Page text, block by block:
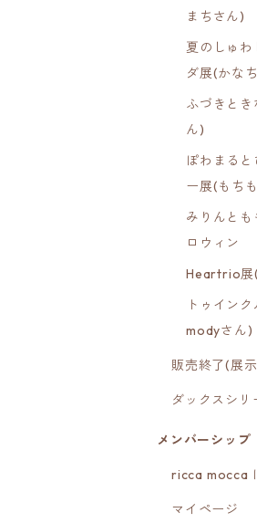
まちさん)
夏のしゅわ
ダ展(かな
ふづきと
ん)
ぽわまると
ー展(もち
みりんと
ロウィン
Heartrio展
トゥイン
modyさん)
販売終了(展
ダックスシリ
メンバーシップ
ricca mocca
マイページ